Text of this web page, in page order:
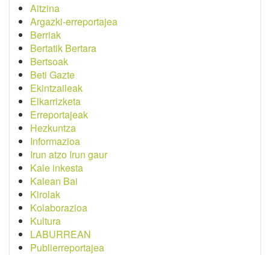
Aitzina
Argazki-erreportajea
Berriak
Bertatik Bertara
Bertsoak
Beti Gazte
Ekintzaileak
Elkarrizketa
Erreportajeak
Hezkuntza
Informazioa
Irun atzo Irun gaur
Kale inkesta
Kalean Bai
Kirolak
Kolaborazioa
Kultura
LABURREAN
Publierreportajea